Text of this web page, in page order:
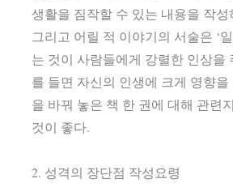
생활을 짐작할 수 있는 내용을 작
그리고 어릴 적 이야기의 서술은 ‘
는 것이 사람들에게 강렬한 인상을
를 들면 자신의 인생에 크게 영향을
을 바꿔 놓은 책 한 권에 대해 관련
것이 좋다.
2. 성격의 장단점 작성요령